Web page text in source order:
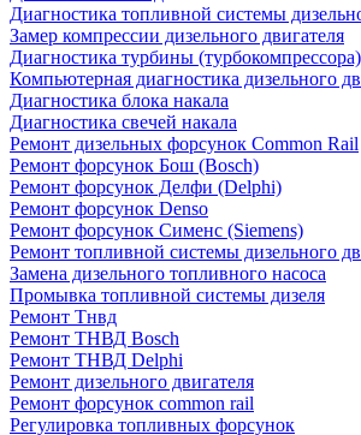
Диагностика топливной системы
Замер компрессии дизельного двигателя
Диагностика турбины (турбокомпрессора)
Компьютерная диагностика дизельного
Диагностика блока накала
Диагностика свечей накала
Ремонт дизельных форсунок Common Rail
Ремонт форсунок Бош (Bosch)
Ремонт форсунок Делфи (Delphi)
Ремонт форсунок Denso
Ремонт форсунок Сименс (Siemens)
Ремонт топливной системы дизельного
Замена дизельного топливного насоса
Промывка топливной системы дизеля
Ремонт Тнвд
Ремонт ТНВД Bosch
Ремонт ТНВД Delphi
Ремонт дизельного двигателя
Ремонт форсунок common rail
Регулировка топливных форсунок